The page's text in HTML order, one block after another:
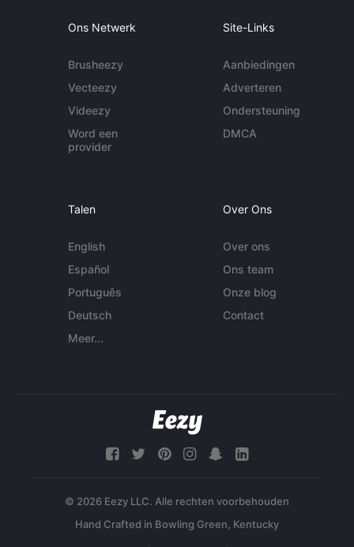
Ons Netwerk
Brusheezy
Vecteezy
Videezy
Word een
provider
Site-Links
Aanbiedingen
Adverteren
Ondersteuning
DMCA
Talen
English
Español
Português
Deutsch
Meer...
Over Ons
Over ons
Ons team
Onze blog
Contact
© 2026 Eezy LLC. Alle rechten voorbehouden